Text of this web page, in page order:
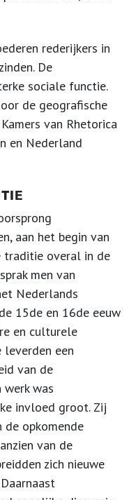
rederijkers in
De
sociale functie.
de geografische
van Rhetorica
en Nederland
aan het begin van
traditie overal in de
men van
Nederlands
15de en 16de eeuw
en culturele
leverden een
van de
was
invloed groot. Zij
opkomende
van de
zich nieuwe